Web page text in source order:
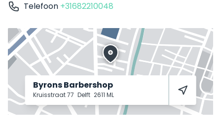
Telefoon +31682210048
Byrons Barbershop
Kruisstraat 77 Delft 2611 ML